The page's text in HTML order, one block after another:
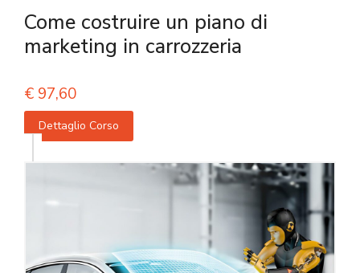
Come costruire un piano di
marketing in carrozzeria
€ 97,60
Dettaglio Corso